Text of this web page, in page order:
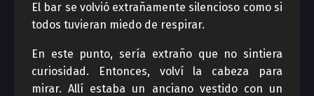
El bar se volvió extrañamente silencioso como si
todos tuvieran miedo de respirar.
En este punto, sería extraño que no sintiera
curiosidad. Entonces, volví la cabeza para
mirar. Allí estaba un anciano vestido con un